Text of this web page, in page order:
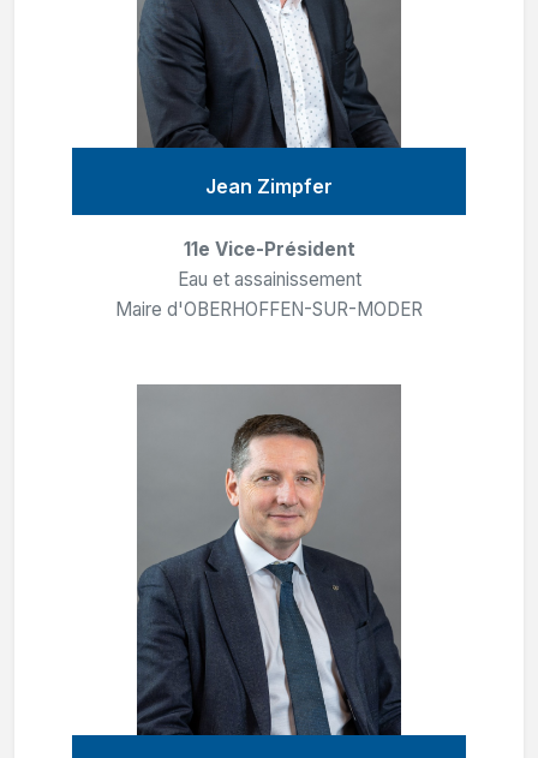
Jean Zimpfer
11e Vice-Président
Eau et assainissement
Maire d'OBERHOFFEN-SUR-MODER